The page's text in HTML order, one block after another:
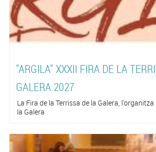
"ARGILA" XXXII FIRA DE LA
GALERA 2027
La Fira de la Terrissa de la Galera,
la Galera